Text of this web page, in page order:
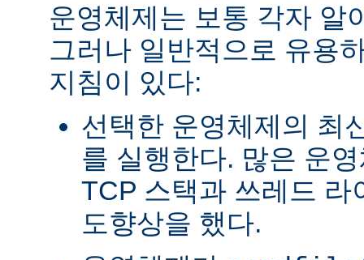
운영체제는 보통 각자 알
그러나 일반적으로 유용
지침이 있다:
선택한 운영체제의 최
를 실행한다. 많은 운
TCP 스택과 쓰레드 라
도향상을 했다.